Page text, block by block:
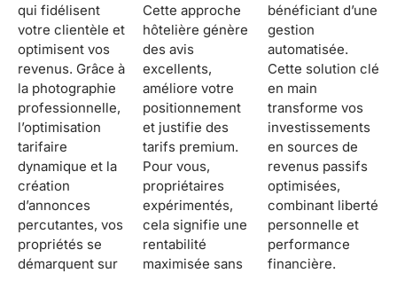
qui fidélisent
votre clientèle et
optimisent vos
revenus. Grâce à
la photographie
professionnelle,
l’optimisation
tarifaire
dynamique et la
création
d’annonces
percutantes, vos
propriétés se
démarquent sur
Cette approche
hôtelière génère
des avis
excellents,
améliore votre
positionnement
et justifie des
tarifs premium.
Pour vous,
propriétaires
expérimentés,
cela signifie une
rentabilité
maximisée sans
bénéficiant d’une
gestion
automatisée.
Cette solution clé
en main
transforme vos
investissements
en sources de
revenus passifs
optimisées,
combinant liberté
personnelle et
performance
financière.